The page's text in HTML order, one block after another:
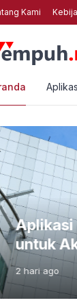
Kami
Terbaik untuk
Aplikasi
untuk
2 hariago